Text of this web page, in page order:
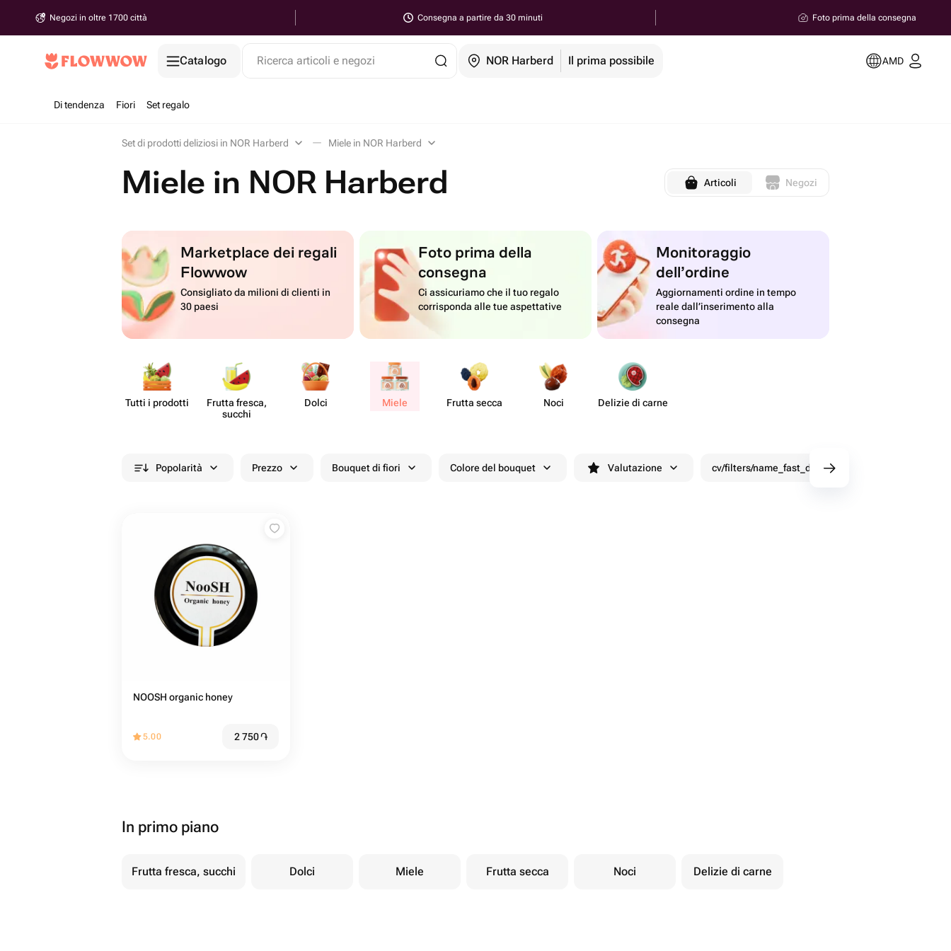
Negozi in oltre 1700 città Consegna a partire da 30 minuti Foto prima della consegna
Catalogo Ricerca articoli e negozi NOR Harberd Il prima possibile AMD
Di tendenza Fiori Set regalo
Set di prodotti deliziosi in NOR Harberd Miele in NOR Harberd
Miele in NOR Harberd Articoli Negozi
Marketplace dei regali
Flowwow
Consigliato da milioni di clienti in
30 paesi
Foto prima della
consegna
Ci assicuriamo che il tuo regalo
corrisponda alle tue aspettative
Monitoraggio
dell’ordine
Aggiornamenti ordine in tempo
reale dall’inserimento alla
consegna
Tutti i prodotti
Frutta fresca,
succhi
Dolci Miele Frutta secca Noci Delizie di carne
Popolarità Prezzo Bouquet di fiori Colore del bouquet Valutazione cv/filters/name_fast_delivery
NOOSH organic honey
5.00 2 750֏
In primo piano
Frutta fresca, succhi Dolci Miele Frutta secca Noci Delizie di carne